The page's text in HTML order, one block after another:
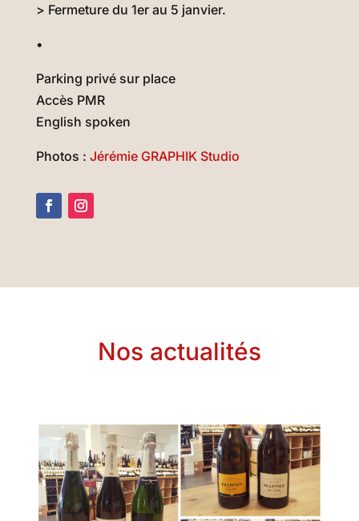
> Fermeture du 1er au 5 janvier.
•
Parking privé sur place
Accès PMR
English spoken
Photos : Jérémie GRAPHIK Studio
Nos actualités